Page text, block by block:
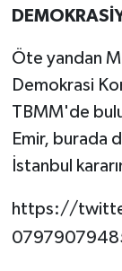
Öte yandan
Demokrasi
TBMM'de
Emir, burada
İstanbul
https://